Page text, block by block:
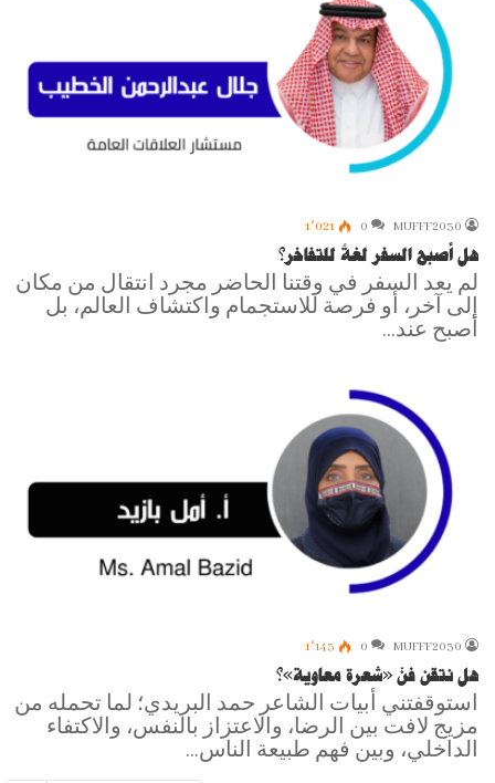
MUFFF2030
0 1٬021
هل أصبح السفر لغةً للتفاخر؟
لم يعد السفر في وقتنا الحاضر مجرد انتقال من مكان
إلى آخر، أو فرصة للاستجمام واكتشاف العالم، بل
أصبح عند…
MUFFF2030
0 1٬143
هل نتقن فنّ «شعرة معاوية»؟
استوقفتني أبيات الشاعر حمد البريدي؛ لما تحمله من
مزيج لافت بين الرضا، والاعتزاز بالنفس، والاكتفاء
الداخلي، وبين فهم طبيعة الناس…